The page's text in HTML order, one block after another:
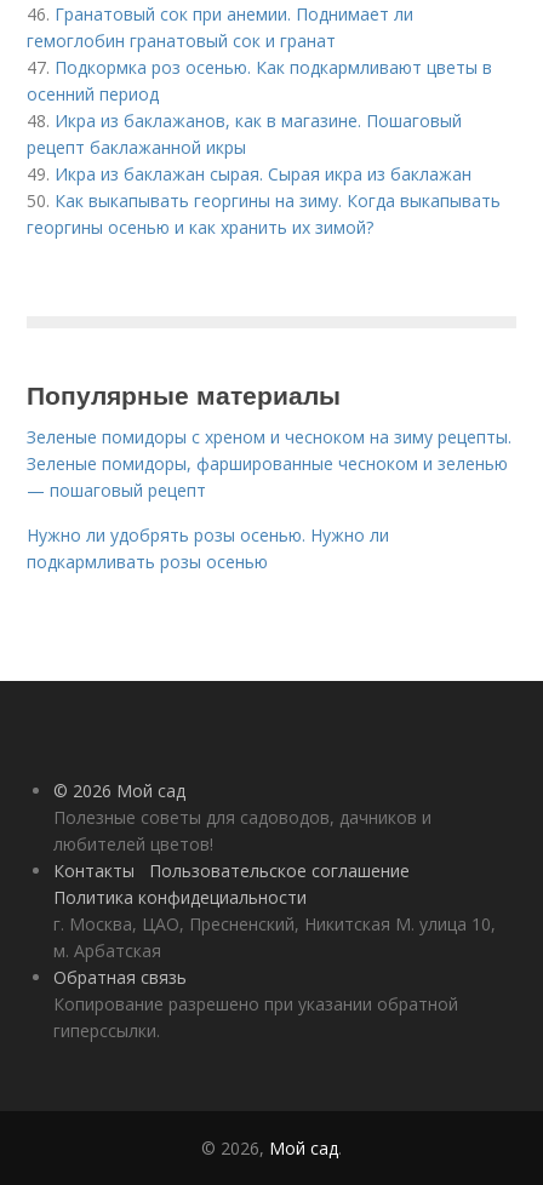
46. Гранатовый сок при анемии. Поднимает ли
гемоглобин гранатовый сок и гранат
47. Подкормка роз осенью. Как подкармливают цветы в
осенний период
48. Икра из баклажанов, как в магазине. Пошаговый
рецепт баклажанной икры
49. Икра из баклажан сырая. Сырая икра из баклажан
50. Как выкапывать георгины на зиму. Когда выкапывать
георгины осенью и как хранить их зимой?
Популярные материалы
Зеленые помидоры с хреном и чесноком на зиму рецепты.
Зеленые помидоры, фаршированные чесноком и зеленью
— пошаговый рецепт
Нужно ли удобрять розы осенью. Нужно ли
подкармливать розы осенью
© 2026 Мой сад
Полезные советы для садоводов, дачников и
любителей цветов!
Контакты
Пользовательское соглашение
Политика конфидециальности
г. Москва, ЦАО, Пресненский, Никитская М. улица 10,
м. Арбатская
Обратная связь
Копирование разрешено при указании обратной
гиперссылки.
© 2026, Мой сад.